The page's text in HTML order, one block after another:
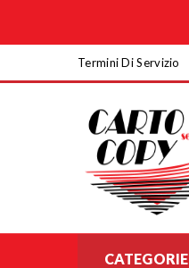
Termini Di Servizio
CATEGORIE